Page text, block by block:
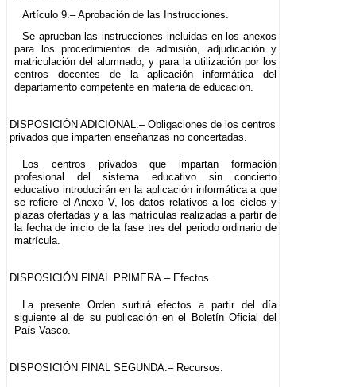
Artículo 9.– Aprobación de las Instrucciones.
Se aprueban las instrucciones incluidas en los anexos
para los procedimientos de admisión, adjudicación y
matriculación del alumnado, y para la utilización por los
centros docentes de la aplicación informática del
departamento competente en materia de educación.
DISPOSICIÓN ADICIONAL.– Obligaciones de los centros
privados que imparten enseñanzas no concertadas.
Los centros privados que impartan formación
profesional del sistema educativo sin concierto
educativo introducirán en la aplicación informática a que
se refiere el Anexo V, los datos relativos a los ciclos y
plazas ofertadas y a las matrículas realizadas a partir de
la fecha de inicio de la fase tres del periodo ordinario de
matrícula.
DISPOSICIÓN FINAL PRIMERA.– Efectos.
La presente Orden surtirá efectos a partir del día
siguiente al de su publicación en el Boletín Oficial del
País Vasco.
DISPOSICIÓN FINAL SEGUNDA.– Recursos.